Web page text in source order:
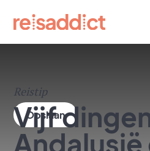
Reistip
Vijf
Andalusië